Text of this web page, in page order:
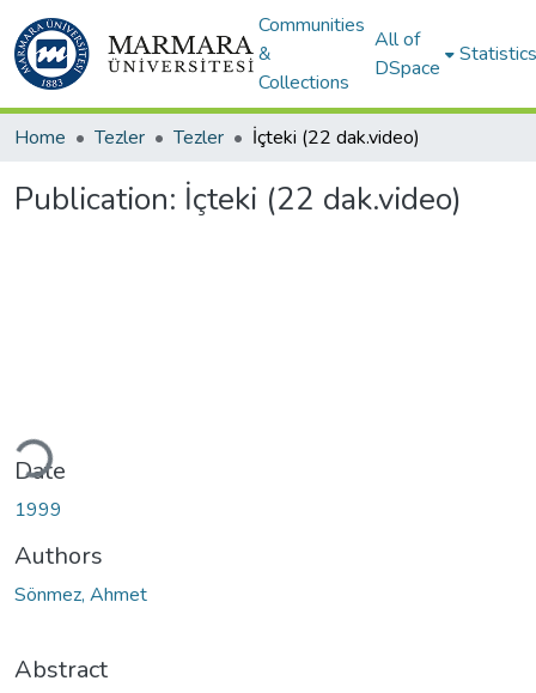
Communities
&
Collections
All of
DSpace
Statistics
Home Tezler Tezler İçteki (22 dak.video)
Publication: İçteki (22 dak.video)
Date
1999
Authors
Sönmez, Ahmet
Abstract